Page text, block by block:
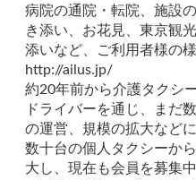
病院の通院・転院、施設
き添い、お花見、東京観
添いなど、ご利用者様の
http://ailus.jp/
約20年前から介護タクシ
ドライバーを通じ、まだ
の運営、規模の拡大など
数十台の個人タクシーか
大し、現在も会員を募集